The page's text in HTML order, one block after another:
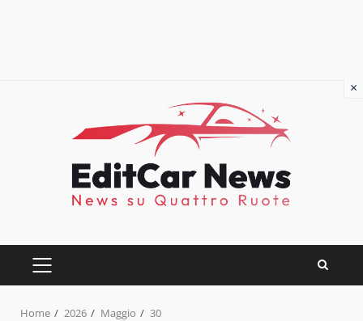
PRIMARY
MENU
Home 2026 Maggio 30
×